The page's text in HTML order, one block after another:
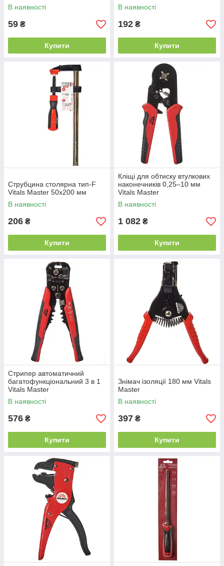
В наявності
59 ₴
Купити
В наявності
192 ₴
Купити
Струбцина столярна тип-F
Vitals Master 50х200 мм
В наявності
206 ₴
Купити
Кліщі для обтиску втулкових
наконечників 0,25–10 мм
Vitals Master
В наявності
1 082 ₴
Купити
Cтрипер автоматичний
багатофункціональний 3 в 1
Vitals Master
В наявності
576 ₴
Купити
Знімач ізоляції 180 мм Vitals
Master
В наявності
397 ₴
Купити